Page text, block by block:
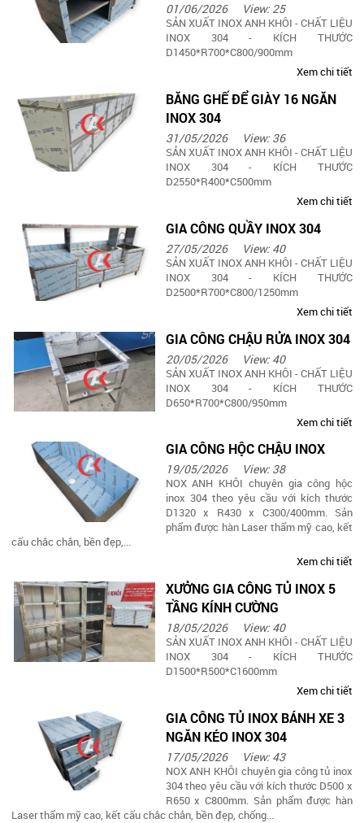
01/06/2026 View: 25
SẢN XUẤT INOX ANH KHÔI - CHẤT LIỆU
INOX 304 - KÍCH THƯỚC
D1450*R700*C800/900mm
Xem chi tiết
BĂNG GHẾ ĐỂ GIÀY 16 NGĂN
INOX 304
31/05/2026 View: 36
SẢN XUẤT INOX ANH KHÔI - CHẤT LIỆU
INOX 304 - KÍCH THƯỚC
D2550*R400*C500mm
Xem chi tiết
GIA CÔNG QUẦY INOX 304
27/05/2026 View: 40
SẢN XUẤT INOX ANH KHÔI - CHẤT LIỆU
INOX 304 - KÍCH THƯỚC
D2500*R700*C800/1250mm
Xem chi tiết
GIA CÔNG CHẬU RỬA INOX 304
20/05/2026 View: 40
SẢN XUẤT INOX ANH KHÔI - CHẤT LIỆU
INOX 304 - KÍCH THƯỚC
D650*R700*C800/950mm
Xem chi tiết
GIA CÔNG HỘC CHẬU INOX
19/05/2026 View: 38
NOX ANH KHÔI chuyên gia công hộc
inox 304 theo yêu cầu với kích thước
D1320 x R430 x C300/400mm. Sản
phẩm được hàn Laser thẩm mỹ cao, kết
cấu chắc chắn, bền đẹp,...
Xem chi tiết
XƯỞNG GIA CÔNG TỦ INOX 5
TẦNG KÍNH CƯỜNG
18/05/2026 View: 40
SẢN XUẤT INOX ANH KHÔI - CHẤT LIỆU
INOX 304 - KÍCH THƯỚC
D1500*R500*C1600mm
Xem chi tiết
GIA CÔNG TỦ INOX BÁNH XE 3
NGĂN KÉO INOX 304
17/05/2026 View: 43
NOX ANH KHÔI chuyên gia công tủ inox
304 theo yêu cầu với kích thước D500 x
R650 x C800mm. Sản phẩm được hàn
Laser thẩm mỹ cao, kết cấu chắc chắn, bền đẹp, chống...